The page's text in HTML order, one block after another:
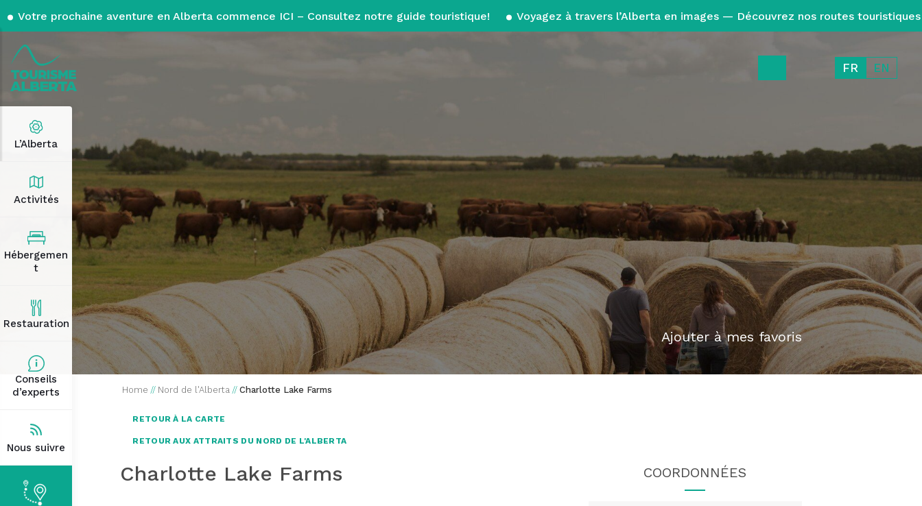
Votre prochaine aventure en Alberta commence ICI – Consultez notre guide touristique! Voyagez à travers l’Alberta en images — Découvrez nos routes touristiques
FR EN
L’Alberta
Activités
Hébergemen
t
Restauration
Conseils
d’experts
Nous suivre
Ajouter à mes favoris
Home // Nord de l'Alberta // Charlotte Lake Farms
RETOUR À LA CARTE
RETOUR AUX ATTRAITS DU NORD DE L'ALBERTA
Charlotte Lake Farms COORDONNÉES